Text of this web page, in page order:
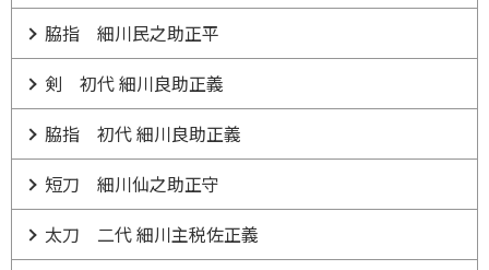
脇指 細川民之助正平
剣 初代 細川良助正義
脇指 初代 細川良助正義
短刀 細川仙之助正守
太刀 二代 細川主税佐正義